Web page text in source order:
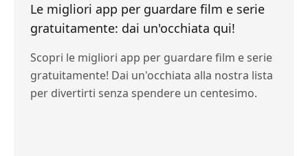
Le migliori app per guardare film e serie
gratuitamente: dai un'occhiata qui!
Scopri le migliori app per guardare film e serie
gratuitamente! Dai un'occhiata alla nostra lista
per divertirti senza spendere un centesimo.